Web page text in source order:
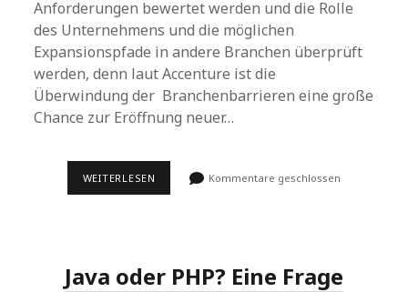
Anforderungen bewertet werden und die Rolle
des Unternehmens und die möglichen
Expansionspfade in andere Branchen überprüft
werden, denn laut Accenture ist die
Überwindung der Branchenbarrieren eine große
Chance zur Eröffnung neuer…
WEITERLESEN Kommentare geschlossen
Java oder PHP? Eine Frage